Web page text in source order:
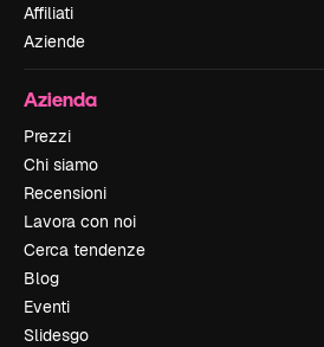
Affiliati
Aziende
Azienda
Prezzi
Chi siamo
Recensioni
Lavora con noi
Cerca tendenze
Blog
Eventi
Slidesgo